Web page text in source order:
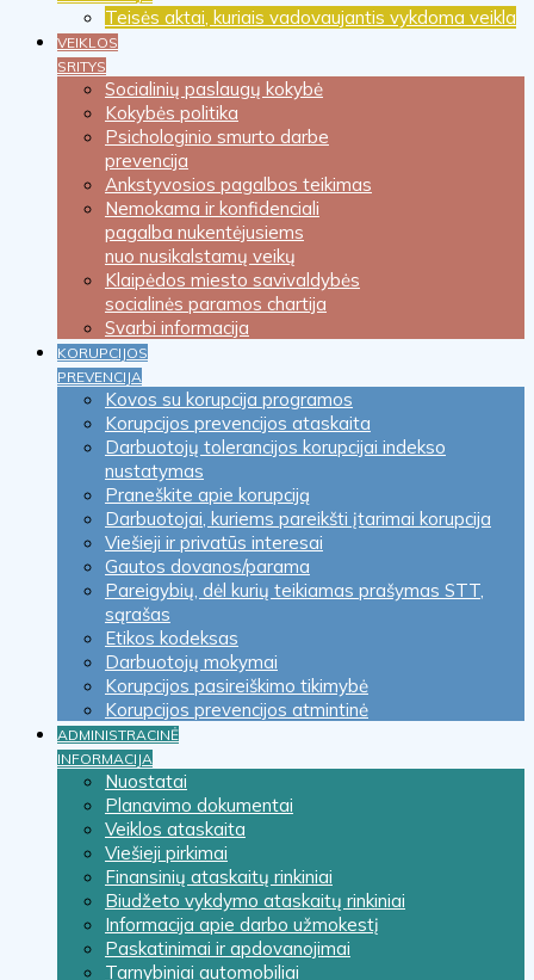
Teisės aktai, kuriais vadovaujantis vykdoma veikla
VEIKLOS
SRITYS
Socialinių paslaugų kokybė
Kokybės politika
Psichologinio smurto darbe
prevencija
Ankstyvosios pagalbos teikimas
Nemokama ir konfidenciali
pagalba nukentėjusiems
nuo nusikalstamų veikų
Klaipėdos miesto savivaldybės
socialinės paramos chartija
Svarbi informacija
KORUPCIJOS
PREVENCIJA
Kovos su korupcija programos
Korupcijos prevencijos ataskaita
Darbuotojų tolerancijos korupcijai indekso
nustatymas
Praneškite apie korupciją
Darbuotojai, kuriems pareikšti įtarimai korupcija
Viešieji ir privatūs interesai
Gautos dovanos/parama
Pareigybių, dėl kurių teikiamas prašymas STT,
sąrašas
Etikos kodeksas
Darbuotojų mokymai
Korupcijos pasireiškimo tikimybė
Korupcijos prevencijos atmintinė
ADMINISTRACINĖ
INFORMACIJA
Nuostatai
Planavimo dokumentai
Veiklos ataskaita
Viešieji pirkimai
Finansinių ataskaitų rinkiniai
Biudžeto vykdymo ataskaitų rinkiniai
Informacija apie darbo užmokestį
Paskatinimai ir apdovanojimai
Tarnybiniai automobiliai